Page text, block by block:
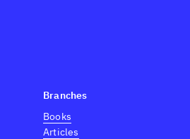
Branches
Books
Articles